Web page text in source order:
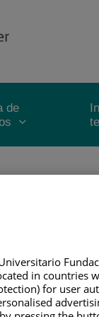
de
y profesionalismo
Hematología y
in countries
for user